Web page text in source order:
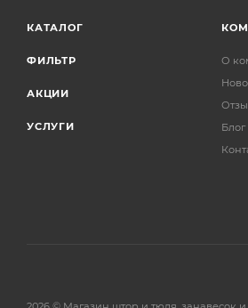
КАТАЛОГ
ФИЛЬТР
АКЦИИ
УСЛУГИ
О
Блог